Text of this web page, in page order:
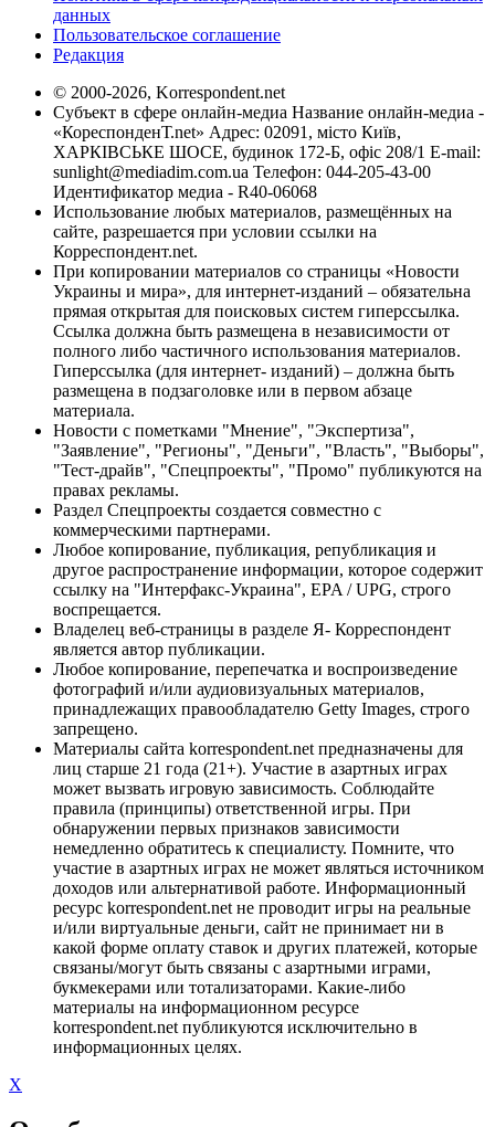
данных
Пользовательское соглашение
Редакция
© 2000-2026, Korrespondent.net
Субъект в сфере онлайн-медиа Название онлайн-медиа -
«КореспонденТ.net» Адрес: 02091, місто Київ,
ХАРКІВСЬКЕ ШОСЕ, будинок 172-Б, офіс 208/1 E-mail:
sunlight@mediadim.com.ua Телефон: 044-205-43-00
Идентификатор медиа - R40-06068
Использование любых материалов, размещённых на
сайте, разрешается при условии ссылки на
Корреспондент.net.
При копировании материалов со страницы «Новости
Украины и мира», для интернет-изданий – обязательна
прямая открытая для поисковых систем гиперссылка.
Ссылка должна быть размещена в независимости от
полного либо частичного использования материалов.
Гиперссылка (для интернет- изданий) – должна быть
размещена в подзаголовке или в первом абзаце
материала.
Новости с пометками "Мнение", "Экспертиза",
"Заявление", "Регионы", "Деньги", "Власть", "Выборы",
"Тест-драйв", "Спецпроекты", "Промо" публикуются на
правах рекламы.
Раздел Спецпроекты создается совместно с
коммерческими партнерами.
Любое копирование, публикация, републикация и
другое распространение информации, которое содержит
ссылку на "Интерфакс-Украина", EPA / UPG, строго
воспрещается.
Владелец веб-страницы в разделе Я- Корреспондент
является автор публикации.
Любое копирование, перепечатка и воспроизведение
фотографий и/или аудиовизуальных материалов,
принадлежащих правообладателю Getty Images, строго
запрещено.
Материалы сайта korrespondent.net предназначены для
лиц старше 21 года (21+). Участие в азартных играх
может вызвать игровую зависимость. Соблюдайте
правила (принципы) ответственной игры. При
обнаружении первых признаков зависимости
немедленно обратитесь к специалисту. Помните, что
участие в азартных играх не может являться источником
доходов или альтернативой работе. Информационный
ресурс korrespondent.net не проводит игры на реальные
и/или виртуальные деньги, сайт не принимает ни в
какой форме оплату ставок и других платежей, которые
связаны/могут быть связаны с азартными играми,
букмекерами или тотализаторами. Какие-либо
материалы на информационном ресурсе
korrespondent.net публикуются исключительно в
информационных целях.
X